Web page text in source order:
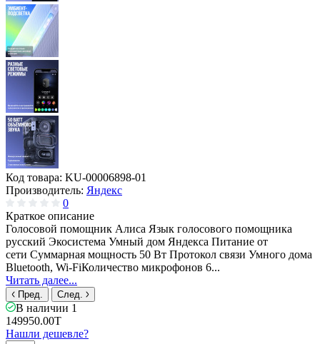
Код товара: KU-00006898-01
Производитель: Яндекс
0
Краткое описание
Голосовой помощник Алиса Язык голосового помощника
русский Экосистема Умный дом Яндекса Питание от
сети Суммарная мощность 50 Вт Протокол связи Умного дома
Bluetooth, Wi-FiКоличество микрофонов 6...
Читать далее...
Пред. След.
В наличии 1
149950.00T
Нашли дешевле?